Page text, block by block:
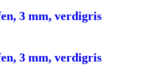
3 mm, verdigris
3 mm, verdigris